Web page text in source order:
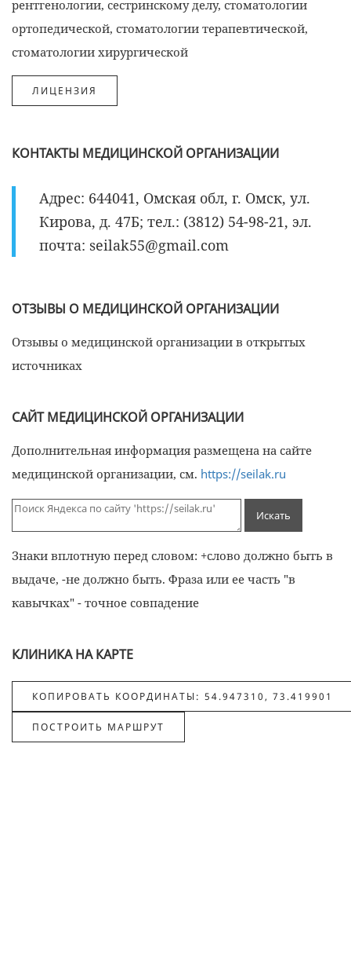
рентгенологии, сестринскому делу, стоматологии
ортопедической, стоматологии терапевтической,
стоматологии хирургической
КОНТАКТЫ МЕДИЦИНСКОЙ ОРГАНИЗАЦИИ
Адрес: 644041, Омская обл, г. Омск, ул.
Кирова, д. 47Б; тел.: (3812) 54-98-21, эл.
почта: seilak55@gmail.com
ОТЗЫВЫ О МЕДИЦИНСКОЙ ОРГАНИЗАЦИИ
Отзывы о медицинской организации в открытых
источниках
САЙТ МЕДИЦИНСКОЙ ОРГАНИЗАЦИИ
Дополнительная информация размещена на сайте
медицинской организации, см. https://seilak.ru
Знаки вплотную перед словом: +слово должно быть в
выдаче, -не должно быть. Фраза или ее часть "в
кавычках" - точное совпадение
КЛИНИКА НА КАРТЕ
КОПИРОВАТЬ КООРДИНАТЫ: 54.947310, 73.419901
ПОСТРОИТЬ МАРШРУТ